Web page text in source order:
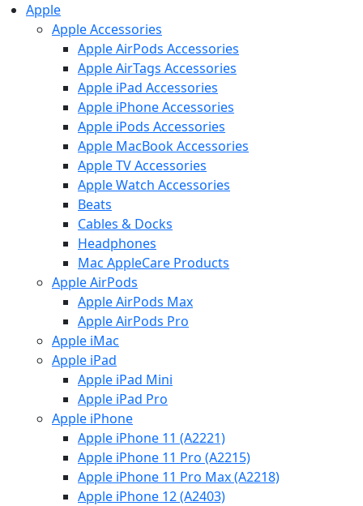
Apple
Apple Accessories
Apple AirPods Accessories
Apple AirTags Accessories
Apple iPad Accessories
Apple iPhone Accessories
Apple iPods Accessories
Apple MacBook Accessories
Apple TV Accessories
Apple Watch Accessories
Beats
Cables & Docks
Headphones
Mac AppleCare Products
Apple AirPods
Apple AirPods Max
Apple AirPods Pro
Apple iMac
Apple iPad
Apple iPad Mini
Apple iPad Pro
Apple iPhone
Apple iPhone 11 (A2221)
Apple iPhone 11 Pro (A2215)
Apple iPhone 11 Pro Max (A2218)
Apple iPhone 12 (A2403)